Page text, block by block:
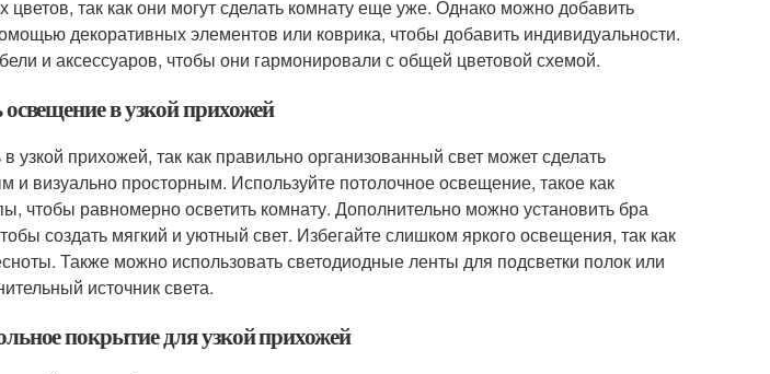
цветов, так как они могут сделать комнату еще уже. Однако можно добавить
декоративных элементов или коврика, чтобы добавить индивидуальности.
и аксессуаров, чтобы они гармонировали с общей цветовой схемой.
в узкой прихожей
прихожей, так как правильно организованный свет может сделать
и визуально просторным. Используйте потолочное освещение, такое как
чтобы равномерно осветить комнату. Дополнительно можно установить бра
создать мягкий и уютный свет. Избегайте слишком яркого освещения, так как
Также можно использовать светодиодные ленты для подсветки полок или
источник света.
покрытие для узкой прихожей